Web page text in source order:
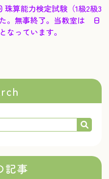
算能力検定試験（1級2級3
。無事終了。当教室は 日
なっています。
記事